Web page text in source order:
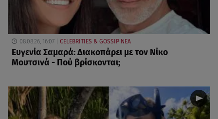
08.08.26, 16:07 CELEBRITIES & GOSSIP ΝΕΑ
Ευγενία Σαμαρά: Διακοπάρει με τον Νίκο
Μουτσινά - Πού βρίσκονται;